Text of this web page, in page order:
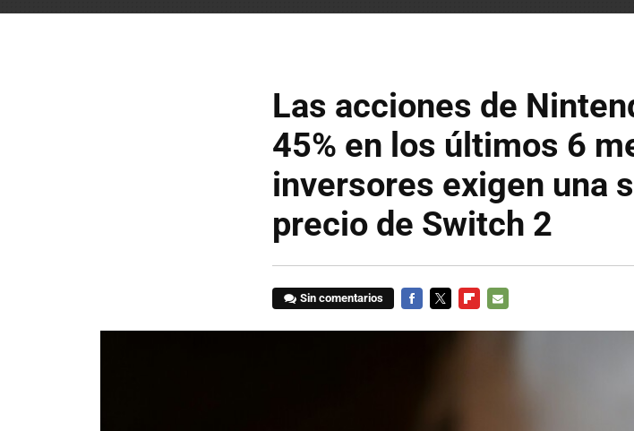
Las acciones de
45% en los últimos 6
inversores exigen una
precio de Switch 2
Sin comentarios